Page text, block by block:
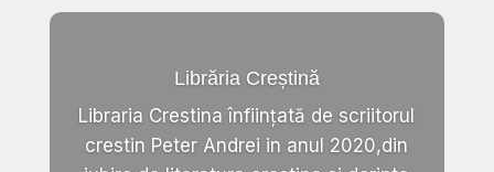
Librăria Creștină
Libraria Crestina înființată de scriitorul
crestin Peter Andrei in anul 2020,din